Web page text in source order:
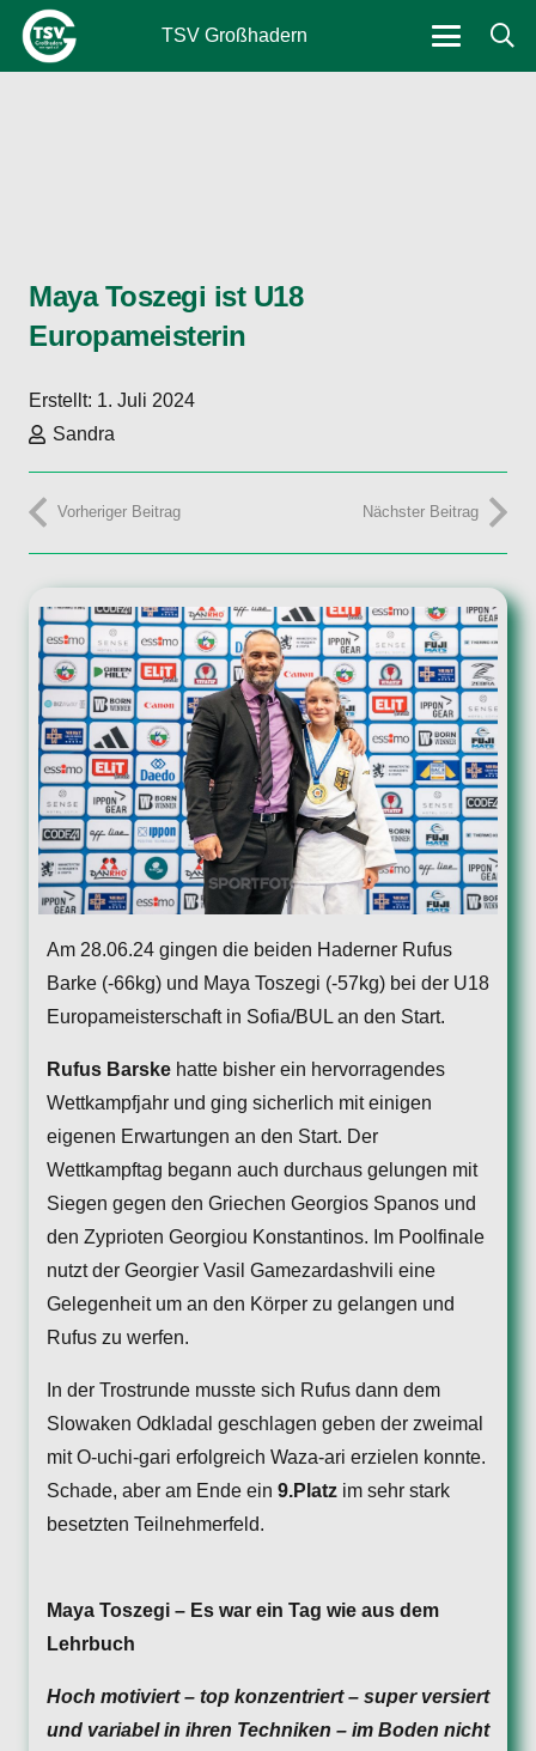
TSV Großhadern
Maya Toszegi ist U18
Europameisterin
Erstellt: 1. Juli 2024
Sandra
Vorheriger Beitrag Nächster Beitrag
Am 28.06.24 gingen die beiden Haderner Rufus
Barke (-66kg) und Maya Toszegi (-57kg) bei der U18
Europameisterschaft in Sofia/BUL an den Start.
Rufus Barske hatte bisher ein hervorragendes
Wettkampfjahr und ging sicherlich mit einigen
eigenen Erwartungen an den Start. Der
Wettkampftag begann auch durchaus gelungen mit
Siegen gegen den Griechen Georgios Spanos und
den Zyprioten Georgiou Konstantinos. Im Poolfinale
nutzt der Georgier Vasil Gamezardashvili eine
Gelegenheit um an den Körper zu gelangen und
Rufus zu werfen.
In der Trostrunde musste sich Rufus dann dem
Slowaken Odkladal geschlagen geben der zweimal
mit O-uchi-gari erfolgreich Waza-ari erzielen konnte.
Schade, aber am Ende ein 9.Platz im sehr stark
besetzten Teilnehmerfeld.
Maya Toszegi – Es war ein Tag wie aus dem
Lehrbuch
Hoch motiviert – top konzentriert – super versiert
und variabel in ihren Techniken – im Boden nicht